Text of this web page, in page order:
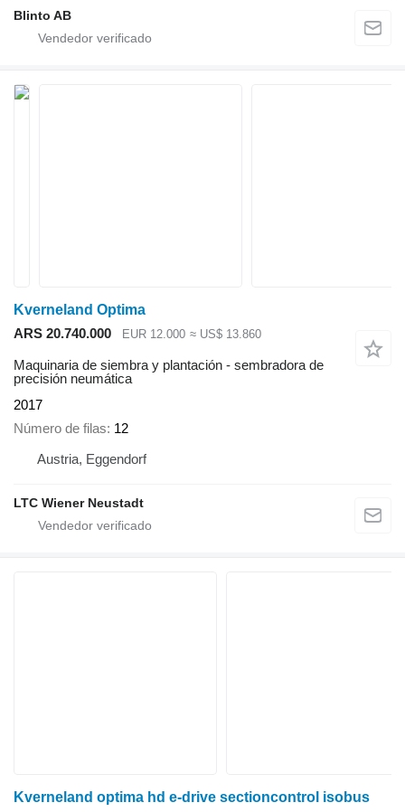
Blinto AB
Kverneland Optima
ARS 20.740.000
EUR 12.000 ≈ US$ 13.860
Maquinaria de siembra y plantación - sembradora de
precisión neumática
2017
Número de filas 12
Austria, Eggendorf
LTC Wiener Neustadt
Kverneland optima hd e-drive sectioncontrol isobus